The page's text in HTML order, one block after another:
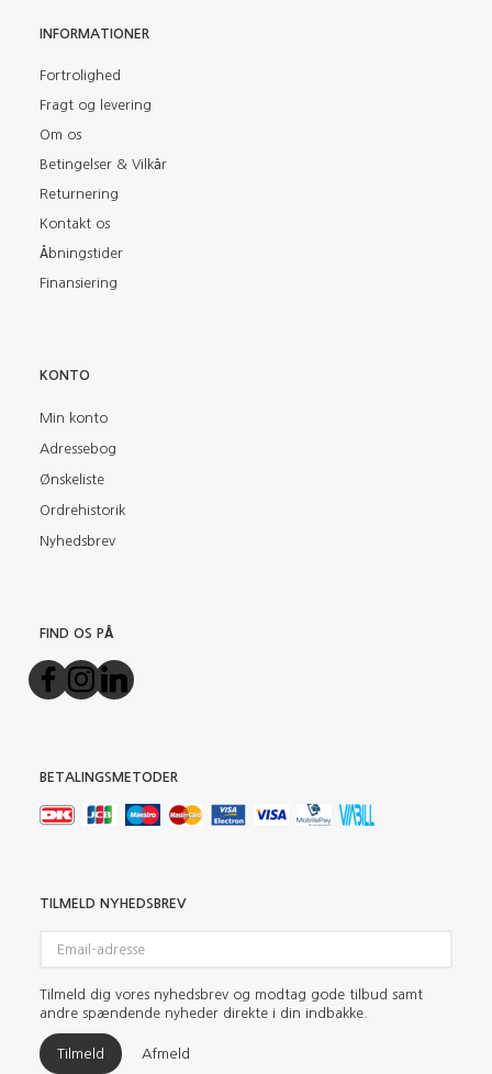
INFORMATIONER
Fortrolighed
Fragt og levering
Om os
Betingelser & Vilkår
Returnering
Kontakt os
Åbningstider
Finansiering
KONTO
Min konto
Adressebog
Ønskeliste
Ordrehistorik
Nyhedsbrev
FIND OS PÅ
BETALINGSMETODER
TILMELD NYHEDSBREV
adresse
Tilmeld dig vores nyhedsbrev og modtag gode tilbud samt
andre spændende nyheder direkte i din indbakke.
Tilmeld Afmeld